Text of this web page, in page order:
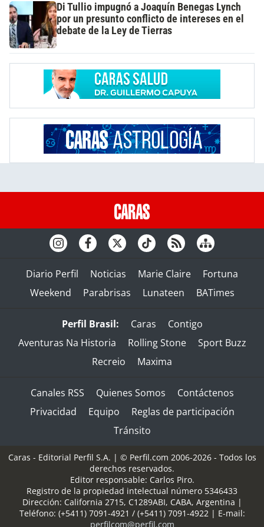
Di Tullio impugnó a Joaquín Benegas Lynch
por un presunto conflicto de intereses en el
debate de la Ley de Tierras
Diario Perfil Noticias Marie Claire
Fortuna
Weekend
Parabrisas Lunateen BATimes
Perfil Brasil: Caras
Contigo
Aventuras Na Historia
Rolling Stone
Sport Buzz
Recreio
Maxima
Canales RSS Quienes Somos
Contáctenos
Privacidad
Equipo
Reglas de participación
Tránsito
Caras - Editorial Perfil S.A. | © Perfil.com 2006-2026 - Todos los
derechos reservados.
Editor responsable: Carlos Piro.
Registro de la propiedad intelectual número 5346433
Dirección: California 2715, C1289ABI, CABA, Argentina |
Teléfono: (+5411) 7091-4921 / (+5411) 7091-4922 | E-mail:
perfilcom@perfil.com